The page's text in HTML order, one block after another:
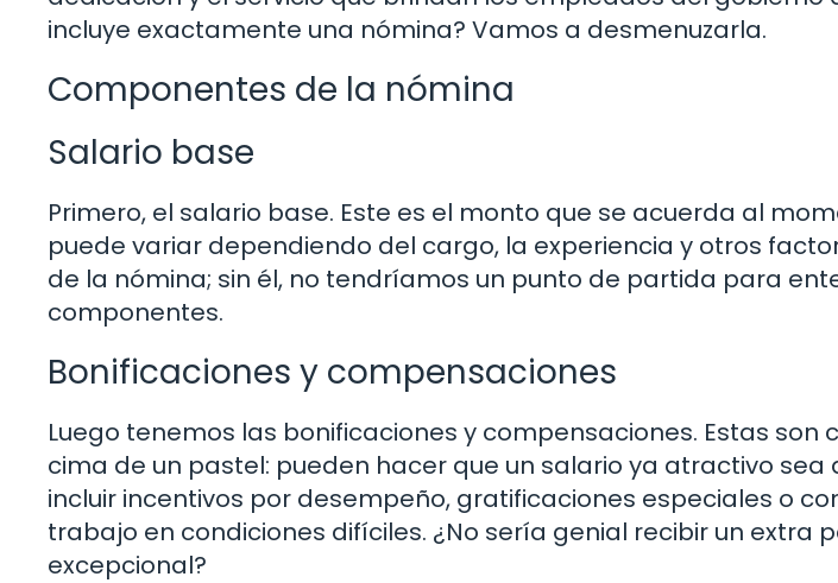
incluye exactamente una nómina? Vamos a desmenuzarla.
Componentes de la nómina
Salario base
Primero, el salario base. Este es el monto que se acuerda al
puede variar dependiendo del cargo, la experiencia y otros
de la nómina; sin él, no tendríamos un punto de partida para
componentes.
Bonificaciones y compensaciones
Luego tenemos las bonificaciones y compensaciones. Estas son
cima de un pastel: pueden hacer que un salario ya atractivo sea
incluir incentivos por desempeño, gratificaciones especiales o
trabajo en condiciones difíciles. ¿No sería genial recibir un extra
excepcional?